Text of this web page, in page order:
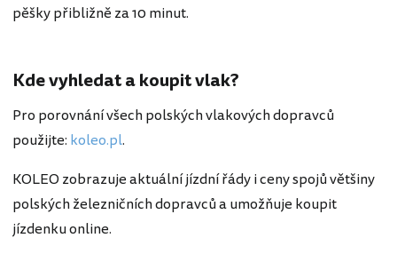
pěšky přibližně za 10 minut.
Kde vyhledat a koupit vlak?
Pro porovnání všech polských vlakových dopravců
použijte: koleo.pl.
KOLEO zobrazuje aktuální jízdní řády i ceny spojů většiny
polských železničních dopravců a umožňuje koupit
jízdenku online.